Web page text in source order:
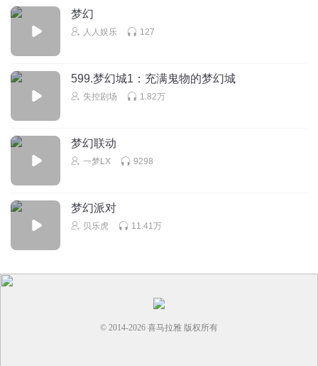
梦幻
人人娱乐 127
599.梦幻城1：充满鬼物的梦幻城
失控剧场 1.82万
梦幻联动
一梦LX 9298
梦幻派对
贝乐虎 11.41万
© 2014-2026 喜马拉雅 版权所有